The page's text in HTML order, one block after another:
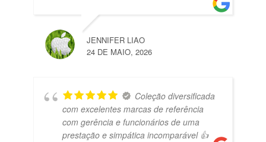
JENNIFER LIAO
24 DE MAIO, 2026
Coleção diversificada
com excelentes marcas de referência
com gerência e funcionários de uma
prestação e simpática incomparável 👍